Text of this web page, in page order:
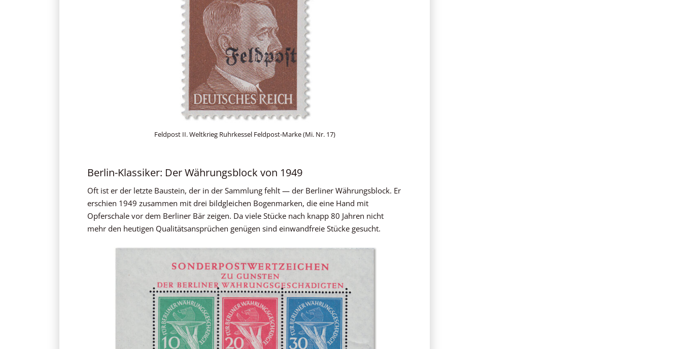
Feldpost II. Weltkrieg Ruhrkessel Feldpost-Marke (Mi. Nr. 17)
Berlin-Klassiker: Der Währungsblock von 1949
Oft ist er der letzte Baustein, der in der Sammlung fehlt — der Berliner Währungsblock. Er
erschien 1949 zusammen mit drei bildgleichen Bogenmarken, die eine Hand mit
Opferschale vor dem Berliner Bär zeigen. Da viele Stücke nach knapp 80 Jahren nicht
mehr den heutigen Qualitätsansprüchen genügen sind einwandfreie Stücke gesucht.